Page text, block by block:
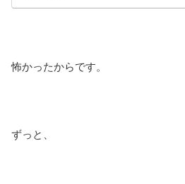
怖かったからです。
ずっと、